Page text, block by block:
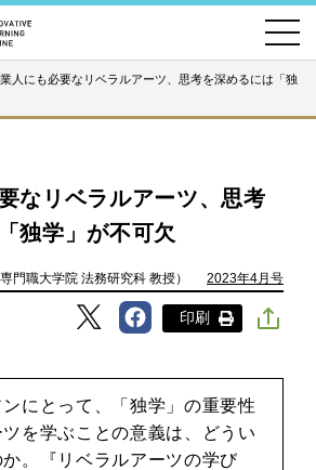
人にも必要なリベラルアーツ、思考を深めるには「独
なリベラルアーツ、思考
独学」が不可欠
門職大学院 法務研究科 教授） 2023年4月号
印刷
にとって、「独学」の重要性
を学ぶことの意義は、どうい
。『リベラルアーツの学び